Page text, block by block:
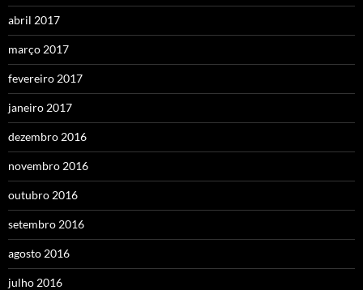
abril 2017
março 2017
fevereiro 2017
janeiro 2017
dezembro 2016
novembro 2016
outubro 2016
setembro 2016
agosto 2016
julho 2016